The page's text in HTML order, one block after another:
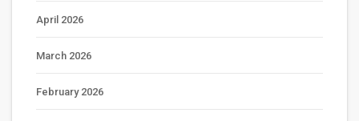
April 2026
March 2026
February 2026